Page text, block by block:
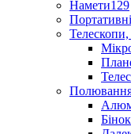
Намети129
Полювання